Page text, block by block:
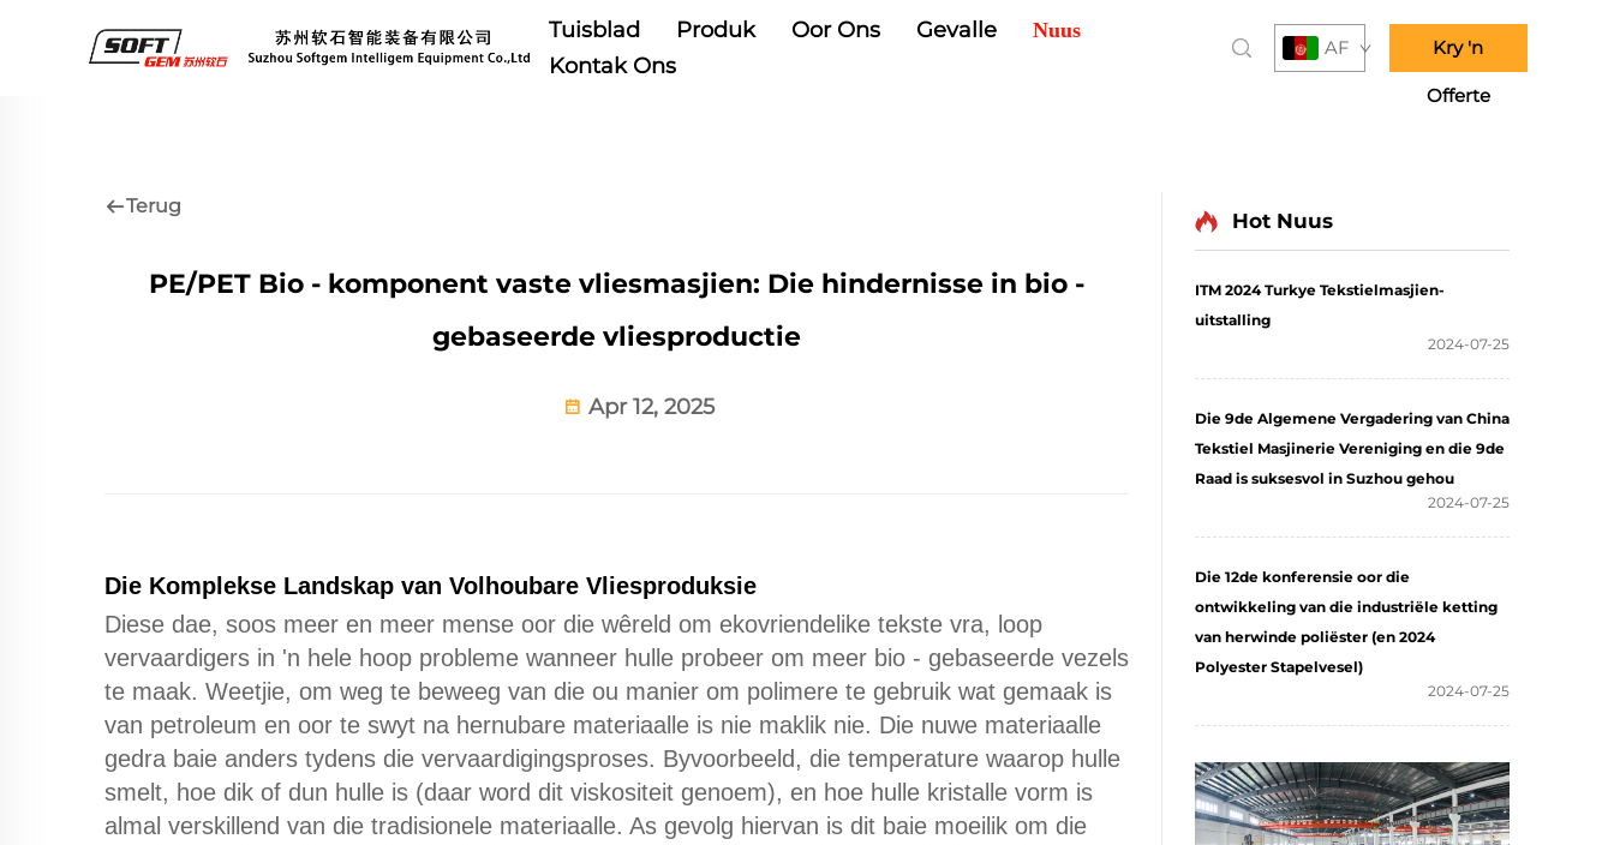
Tuisblad Produk Oor Ons Gevalle Nuus
Kontak Ons
AF Kry 'n
Offerte
Terug
PE/PET Bio - komponent vaste vliesmasjien: Die hindernisse in bio -
gebaseerde vliesproductie
Apr 12, 2025
Die Komplekse Landskap van Volhoubare Vliesproduksie
Diese dae, soos meer en meer mense oor die wêreld om ekovriendelike tekste vra, loop
vervaardigers in 'n hele hoop probleme wanneer hulle probeer om meer bio - gebaseerde vezels
te maak. Weetjie, om weg te beweeg van die ou manier om polimere te gebruik wat gemaak is
van petroleum en oor te swyt na hernubare materiaalle is nie maklik nie. Die nuwe materiaalle
gedra baie anders tydens die vervaardigingsproses. Byvoorbeeld, die temperature waarop hulle
smelt, hoe dik of dun hulle is (daar word dit viskositeit genoem), en hoe hulle kristalle vorm is
almal verskillend van die tradisionele materiaalle. As gevolg hiervan is dit baie moeilik om die
Hot Nuus
ITM 2024 Turkye Tekstielmasjien-
uitstalling
2024-07-25
Die 9de Algemene Vergadering van China
Tekstiel Masjinerie Vereniging en die 9de
Raad is suksesvol in Suzhou gehou
2024-07-25
Die 12de konferensie oor die
ontwikkeling van die industriële ketting
van herwinde poliëster (en 2024
Polyester Stapelvesel)
2024-07-25